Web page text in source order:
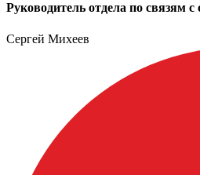
Руководитель отдела по связям
Сергей Михеев